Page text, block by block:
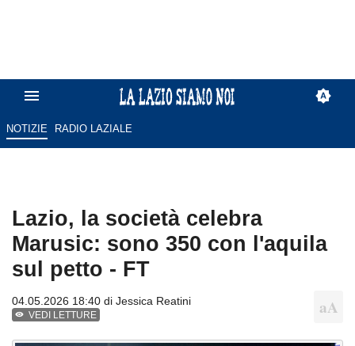
NOTIZIE RADIO LAZIALE
Lazio, la società celebra
Marusic: sono 350 con l'aquila
sul petto - FT
04.05.2026 18:40 di Jessica Reatini
VEDI LETTURE